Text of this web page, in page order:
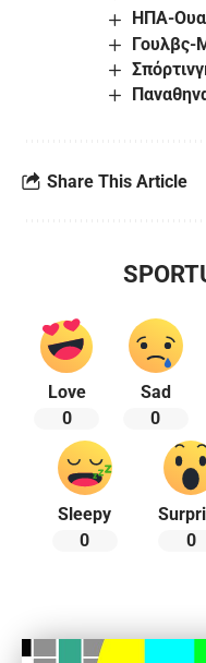
ΗΠΑ-
Γουλβς-
Share This Article
Love
0
Sad
0
Sleepy
0
0